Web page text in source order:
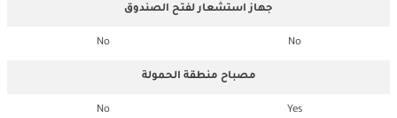
جهاز استشعار لفتح الصندوق
No
No
مصباح منطقة الحمولة
Yes
No